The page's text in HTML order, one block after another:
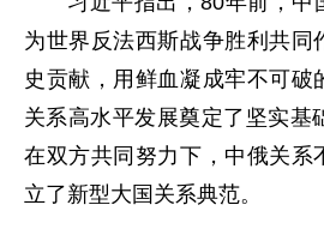
为世界反法西斯战争胜利共同
史贡献，用鲜血凝成牢不可破
关系高水平发展奠定了坚实基
在双方共同努力下，中俄关系
立了新型大国关系典范。